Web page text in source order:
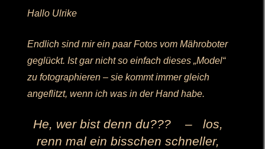
Hallo Ulrike
Endlich sind mir ein paar Fotos vom Mähroboter
geglückt. Ist gar nicht so einfach dieses „Model“
zu fotographieren – sie kommt immer gleich
angeflitzt, wenn ich was in der Hand habe.
He, wer bist denn du??? – los,
renn mal ein bisschen schneller,